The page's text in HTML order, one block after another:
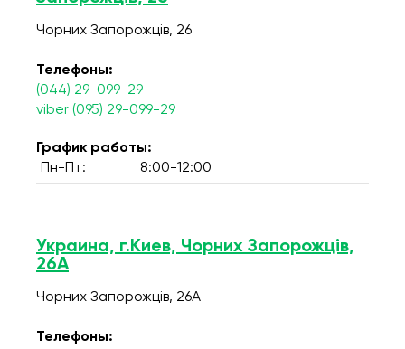
Чорних Запорожців, 26
Телефоны:
(044) 29-099-29
viber (095) 29-099-29
График работы:
Пн-Пт:
8:00-12:00
Украина, г.Киев, Чорних Запорожців,
26А
Чорних Запорожців, 26А
Телефоны: